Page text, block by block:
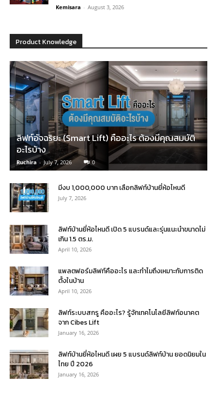
Kemisara - August 3, 2026
Product Knowledge
ลิฟท์อัจฉริยะ (Smart Lift) คืออะไร ต้องมีคุณสมบัติ
อะไรบ้าง
Ruchira - July 7, 2026 0
มีงบ 1,000,000 บาท เลือกลิฟท์บ้านยี่ห้อไหนดี
July 7, 2026
ลิฟท์บ้านยี่ห้อไหนดี เปิด 5 แบรนด์และรุ่นแนะนำขนาดไม่
เกิน 1.5 ตร.ม.
April 10, 2026
แพลตฟอร์มลิฟท์คืออะไร และทำไมถึงเหมาะกับการติด
ตั้งในบ้าน
April 10, 2026
ลิฟท์ระบบสกรู คืออะไร? รู้จักเทคโนโลยีลิฟท์อนาคต
จาก Cibes Lift
January 16, 2026
ลิฟท์บ้านยี่ห้อไหนดี เผย 5 แบรนด์ลิฟท์บ้าน ยอดนิยมใน
ไทย ปี 2026
January 16, 2026